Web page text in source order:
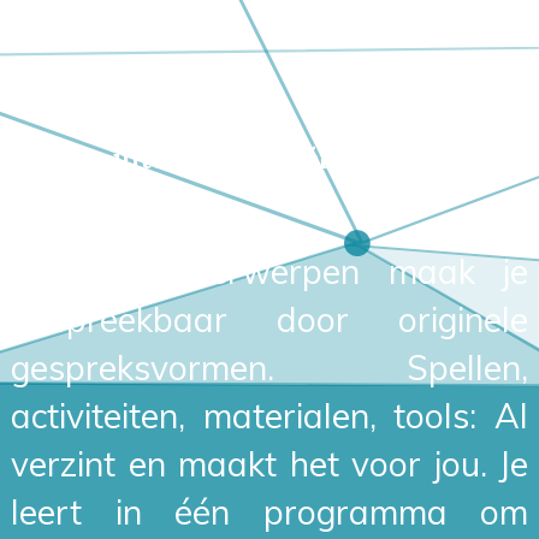
Twee uitdagingen, één programma
Lastige onderwerpen maak je
bespreekbaar door originele
gespreksvormen. Spellen,
activiteiten, materialen, tools: AI
verzint en maakt het voor jou. Je
leert in één programma om